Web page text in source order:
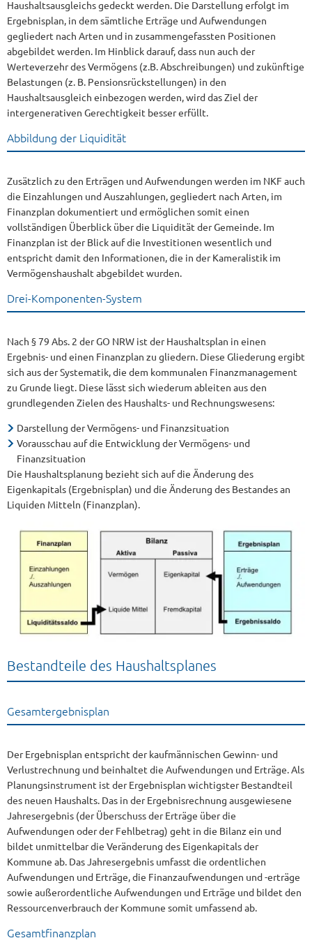
Haushaltsausgleichs gedeckt werden. Die Darstellung erfolgt im
Ergebnisplan, in dem sämtliche Erträge und Aufwendungen
gegliedert nach Arten und in zusammengefassten Positionen
abgebildet werden. Im Hinblick darauf, dass nun auch der
Werteverzehr des Vermögens (z.B. Abschreibungen) und zukünftige
Belastungen (z. B. Pensionsrückstellungen) in den
Haushaltsausgleich einbezogen werden, wird das Ziel der
intergenerativen Gerechtigkeit besser erfüllt.
Abbildung der Liquidität
Zusätzlich zu den Erträgen und Aufwendungen werden im NKF auch
die Einzahlungen und Auszahlungen, gegliedert nach Arten, im
Finanzplan dokumentiert und ermöglichen somit einen
vollständigen Überblick über die Liquidität der Gemeinde. Im
Finanzplan ist der Blick auf die Investitionen wesentlich und
entspricht damit den Informationen, die in der Kameralistik im
Vermögenshaushalt abgebildet wurden.
Drei-Komponenten-System
Nach § 79 Abs. 2 der GO NRW ist der Haushaltsplan in einen
Ergebnis- und einen Finanzplan zu gliedern. Diese Gliederung ergibt
sich aus der Systematik, die dem kommunalen Finanzmanagement
zu Grunde liegt. Diese lässt sich wiederum ableiten aus den
grundlegenden Zielen des Haushalts- und Rechnungswesens:
Darstellung der Vermögens- und Finanzsituation
Vorausschau auf die Entwicklung der Vermögens- und
Finanzsituation
Die Haushaltsplanung bezieht sich auf die Änderung des
Eigenkapitals (Ergebnisplan) und die Änderung des Bestandes an
Liquiden Mitteln (Finanzplan).
Bestandteile des Haushaltsplanes
Gesamtergebnisplan
Der Ergebnisplan entspricht der kaufmännischen Gewinn- und
Verlustrechnung und beinhaltet die Aufwendungen und Erträge. Als
Planungsinstrument ist der Ergebnisplan wichtigster Bestandteil
des neuen Haushalts. Das in der Ergebnisrechnung ausgewiesene
Jahresergebnis (der Überschuss der Erträge über die
Aufwendungen oder der Fehlbetrag) geht in die Bilanz ein und
bildet unmittelbar die Veränderung des Eigenkapitals der
Kommune ab. Das Jahresergebnis umfasst die ordentlichen
Aufwendungen und Erträge, die Finanzaufwendungen und -erträge
sowie außerordentliche Aufwendungen und Erträge und bildet den
Ressourcenverbrauch der Kommune somit umfassend ab.
Gesamtfinanzplan